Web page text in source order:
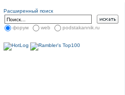
Расширенный поиск
форум web podstakannik.ru